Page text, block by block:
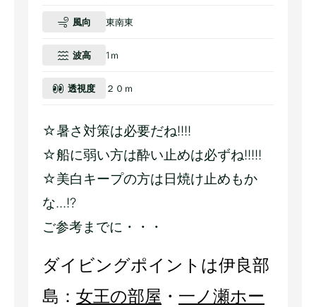
風向 東南東
波高 1ｍ
透視度 ２０ｍ
☆暑さ対策は必要だね!!!!
☆船に弱い方は酔い止めは必ずね!!!!!
☆美白キープの方は日焼け止めもか
な...!?
ご参考までに・・・
ダイビングポイントは伊良部
島： 女王の部屋 ・ 一ノ瀬ホー